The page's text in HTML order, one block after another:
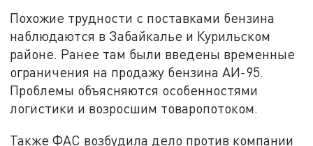
Похожие трудности с поставками бензина
наблюдаются в Забайкалье и Курильском
районе. Ранее там были введены временные
ограничения на продажу бензина АИ-95.
Проблемы объясняются особенностями
логистики и возросшим товаропотоком.
Также ФАС возбудила дело против компании